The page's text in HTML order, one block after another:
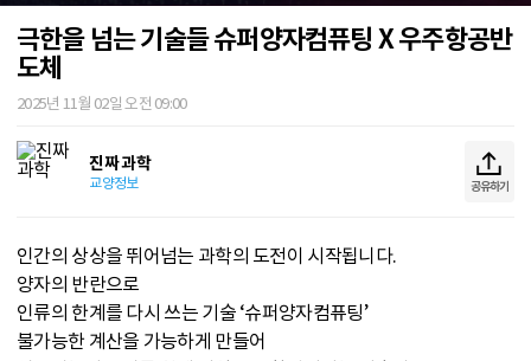
극한을 넘는 기술들 슈퍼양자컴퓨팅 X 우주항공반
도체
2025년 11월 02일 오전 09:00
진짜 과학
교양정보 공유하기
인간의 상상을 뛰어넘는 과학의 도전이 시작됩니다.
양자의 반란으로
인류의 한계를 다시 쓰는 기술 ‘슈퍼양자컴퓨팅’
불가능한 계산을 가능하게 만들어